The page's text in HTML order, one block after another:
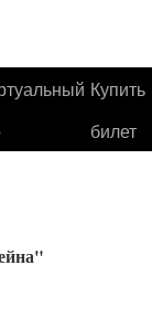
Купить
билет